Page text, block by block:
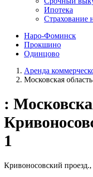
Ипотека
Страхование
Наро-Фоминск
Прокшино
Одинцово
Аренда
Московская
:
1
Кривоносовский проезд.,